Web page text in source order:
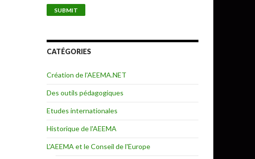
CATÉGORIES
Création de l'AEEMA.NET
Des outils pédagogiques
Etudes internationales
Historique de l'AEEMA
L'AEEMA et le Conseil de l'Europe